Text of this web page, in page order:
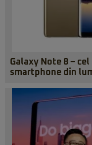
Galaxy Note 8 –
smartphone din